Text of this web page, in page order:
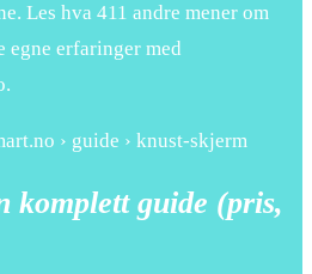
Les hva 411 andre mener om
erfaringer med
› guide › knust-skjerm
komplett guide (pris,